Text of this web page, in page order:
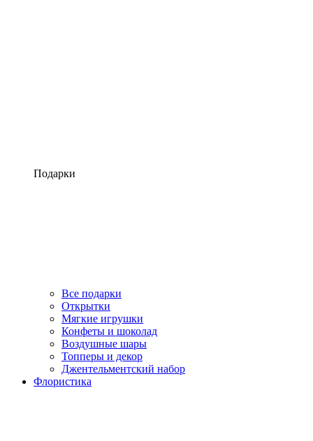
Подарки
Все подарки
Открытки
Мягкие игрушки
Конфеты и шоколад
Воздушные шары
Топперы и декор
Джентельментский набор
Флористика